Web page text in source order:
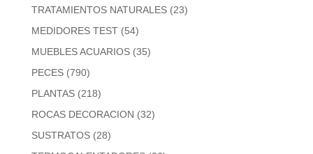
TRATAMIENTOS NATURALES (23)
MEDIDORES TEST (54)
MUEBLES ACUARIOS (35)
PECES (790)
PLANTAS (218)
ROCAS DECORACION (32)
SUSTRATOS (28)